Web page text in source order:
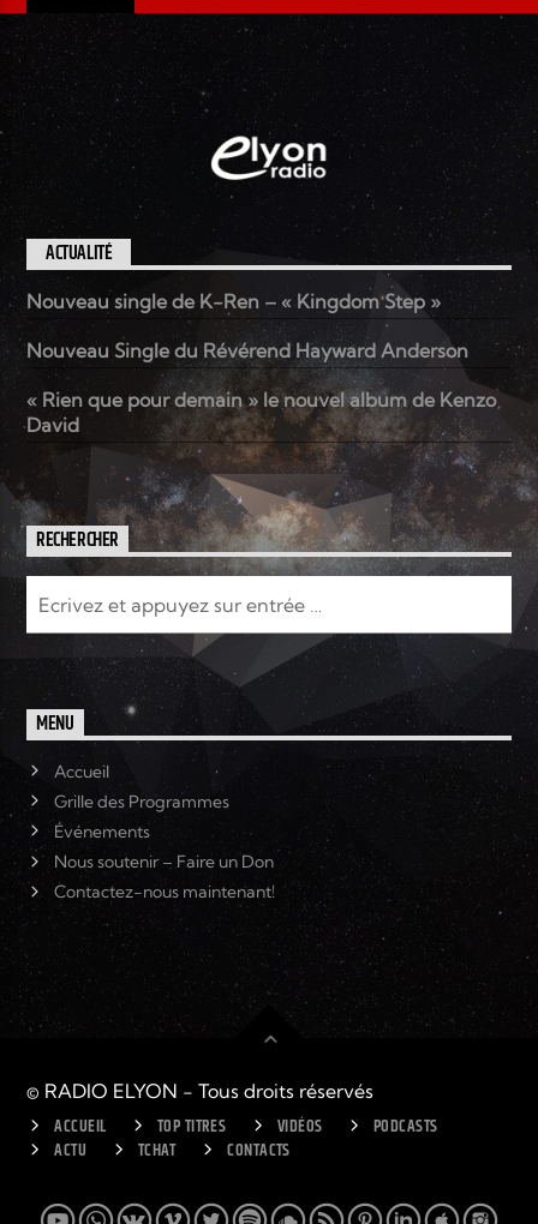
ACTUALITÉ
Nouveau single de K-Ren – « Kingdom Step »
Nouveau Single du Révérend Hayward Anderson
« Rien que pour demain » le nouvel album de Kenzo
David
RECHERCHER
MENU
Accueil
Grille des Programmes
Événements
Nous soutenir – Faire un Don
Contactez-nous maintenant!
© RADIO ELYON - Tous droits réservés
ACCUEIL TOP TITRES VIDÉOS
PODCASTS
ACTU
TCHAT CONTACTS